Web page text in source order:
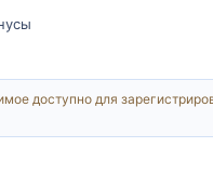
доступно для